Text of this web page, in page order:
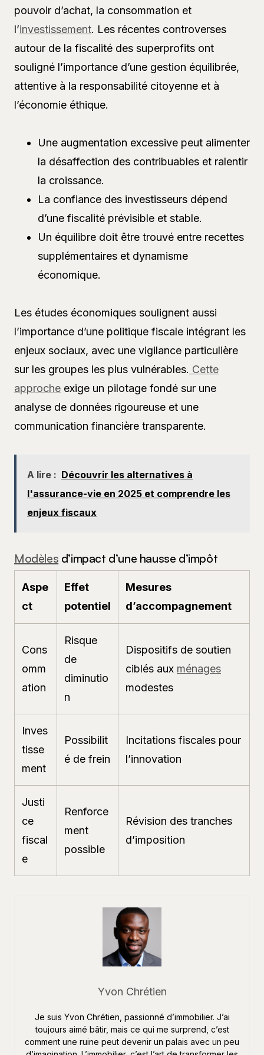
pouvoir d’achat, la consommation et
l’investissement. Les récentes controverses
autour de la fiscalité des superprofits ont
souligné l’importance d’une gestion équilibrée,
attentive à la responsabilité citoyenne et à
l’économie éthique.
Une augmentation excessive peut alimenter
la désaffection des contribuables et ralentir
la croissance.
La confiance des investisseurs dépend
d’une fiscalité prévisible et stable.
Un équilibre doit être trouvé entre recettes
supplémentaires et dynamisme
économique.
Les études économiques soulignent aussi
l’importance d’une politique fiscale intégrant les
enjeux sociaux, avec une vigilance particulière
sur les groupes les plus vulnérables. Cette
approche exige un pilotage fondé sur une
analyse de données rigoureuse et une
communication financière transparente.
A lire : Découvrir les alternatives à
l'assurance-vie en 2025 et comprendre les
enjeux fiscaux
Modèles d’impact d’une hausse d’impôt
Aspe
ct
Effet
potentiel
Mesures
d’accompagnement
Cons
omm
ation
Risque
de
diminutio
n
Dispositifs de soutien
ciblés aux ménages
modestes
Inves
tisse
ment
Possibilit
é de frein
Incitations fiscales pour
l’innovation
Justi
ce
fiscal
e
Renforce
ment
possible
Révision des tranches
d’imposition
Yvon Chrétien
Je suis Yvon Chrétien, passionné d’immobilier. J’ai
toujours aimé bâtir, mais ce qui me surprend, c’est
comment une ruine peut devenir un palais avec un peu